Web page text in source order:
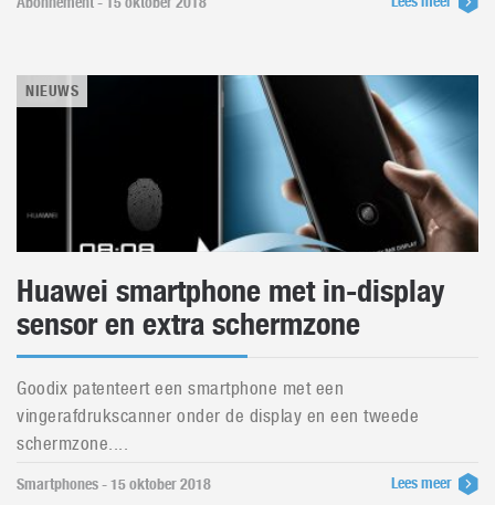
NIEUWS
Huawei smartphone met in-display
sensor en extra schermzone
Goodix patenteert een smartphone met een
vingerafdrukscanner onder de display en een tweede
schermzone....
Smartphones - 15 oktober 2018 Lees meer